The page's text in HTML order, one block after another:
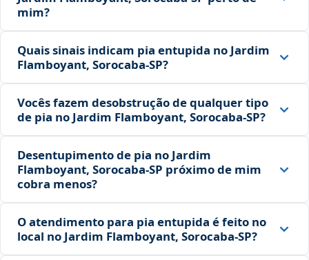
mim?
Quais sinais indicam pia entupida no Jardim
Flamboyant, Sorocaba‑SP?
Vocês fazem desobstrução de qualquer tipo
de pia no Jardim Flamboyant, Sorocaba‑SP?
Desentupimento de pia no Jardim
Flamboyant, Sorocaba‑SP próximo de mim
cobra menos?
O atendimento para pia entupida é feito no
local no Jardim Flamboyant, Sorocaba‑SP?